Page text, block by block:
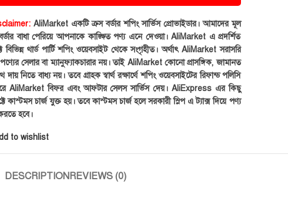
AliMarket একটি ক্রস বর্ডার শপিং সার্ভিস প্রোভাইডার। আমাদের মূল
বাধা পেরিয়ে আপনাকে কাঙ্ক্ষিত পণ্য এনে দেওয়া। AliMarket এ প্রদর্শিত
বিভিন্ন থার্ড পার্টি শপিং ওয়েবসাইট থেকে সংগৃহীত। অর্থাৎ AliMarket সরাসরি
সেলার বা ম্যানুফ্যাকচারার নয়। তাই AliMarket কোনো প্রাসঙ্গিক, জামানত
দায় নিতে বাধ্য নয়। তবে গ্রাহক স্বার্থ রক্ষার্থে শপিং ওয়েবসাইটের রিফান্ড পলিসি
AliMarket বিফর এবং আফটার সেলস সার্ভিস দেয়। AliExpress এর কিছু
কাস্টমস চার্জ যুক্ত হয়। তবে কাস্টমস চার্জ হলে সরকারী স্লিপ এ ট্যাক্স দিয়ে পণ্য
হবে।
to wishlist
DESCRIPTIONREVIEWS (0)